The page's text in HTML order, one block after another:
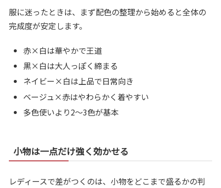
服に迷ったときは、まず配色の整理から始めると全体の
完成度が安定します。
赤×白は華やかで王道
黒×白は大人っぽく締まる
ネイビー×白は上品で日常向き
ベージュ×赤はやわらかく着やすい
多色使いより2〜3色が基本
小物は一点だけ強く効かせる
レディースで差がつくのは、小物をどこまで盛るかの判